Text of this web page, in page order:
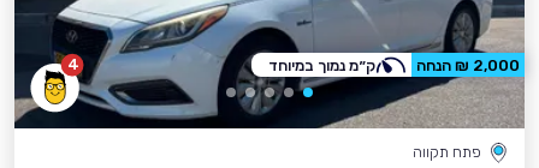
4
פתח תקווה
2,000 ₪ הנחה ק״מ נמוך במיוחד